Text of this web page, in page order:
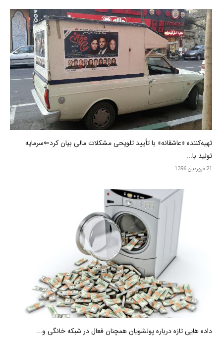
تهیه‌کننده «عاشقانه» با تأیید تلویحی مشکلات مالی بیان کرد⇐سرمایه
تولید با...
21 فروردین 1396
داده هایی تازه درباره پولشویان همچنان فعال در شبکه خانگی و...